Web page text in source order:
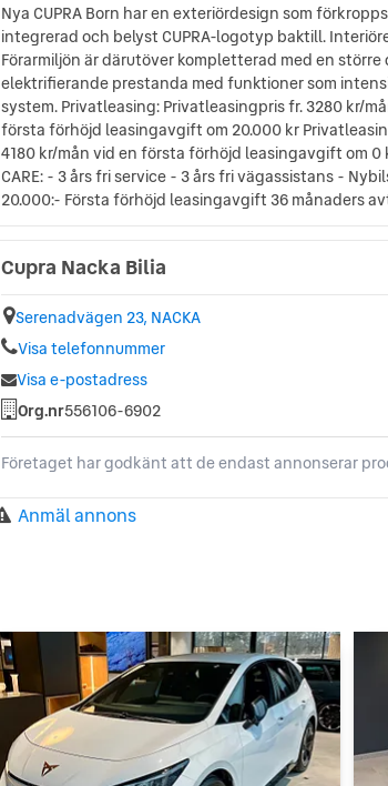
Nya CUPRA Born har en exteriördesign som
integrerad och belyst CUPRA-logotyp baktill.
Förarmiljön är därutöver kompletterad med en
elektrifierande prestanda med funktioner som
system. Privatleasing: Privatleasingpris fr. 3280 kr/
första förhöjd leasingavgift om 20.000 kr
4180 kr/mån vid en första förhöjd leasingavgift om 0
CARE: - 3 års fri service - 3 års fri vägassistans -
20.000:- Första förhöjd leasingavgift 36 månaders
Cupra Nacka Bilia
Serenadvägen 23, NACKA
Visa telefonnummer
Visa e-postadress
Org.nr556106-6902
Företaget har godkänt att de endast annonserar
Anmäl annons